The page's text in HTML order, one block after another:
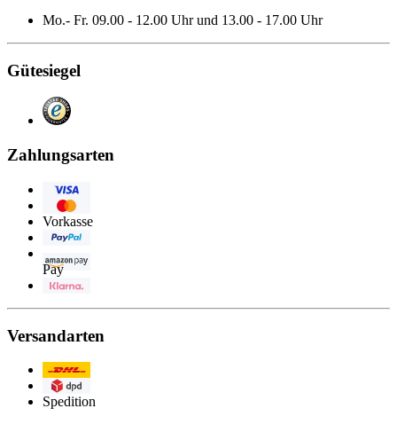
Mo.- Fr. 09.00 - 12.00 Uhr und 13.00 - 17.00 Uhr
Gütesiegel
Zahlungsarten
Vorkasse
Pay
Versandarten
Spedition